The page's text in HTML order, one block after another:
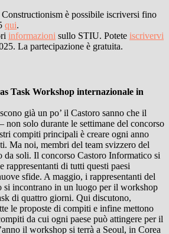
è possibile iscriversi fino
qui.
informazioni sullo STIU. Potete iscrivervi
La partecipazione è gratuita.
Task Workshop internazionale in
già un po’ il Castoro sanno che il
non solo durante le settimane del concorso
compiti principali è creare ogni anno
Ma noi, membri del team svizzero del
da soli. Il concorso Castoro Informatico si
rappresentanti di tutti questi paesi
sfide. A maggio, i rappresentanti del
si incontrano in un luogo per il workshop
di quattro giorni. Qui discutono,
le proposte di compiti e infine mettono
da cui ogni paese può attingere per il
il workshop si terrà a Seoul, in Corea